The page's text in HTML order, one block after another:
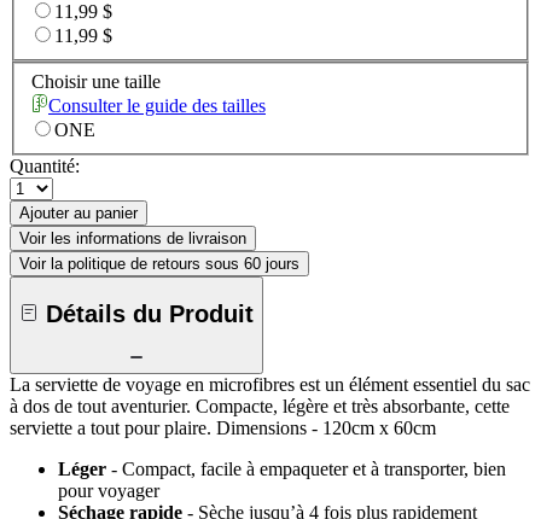
11,99 $
11,99 $
Choisir une taille
Consulter le guide des tailles
ONE
Quantité:
Ajouter au panier
Voir les informations de livraison
Voir la politique de retours sous 60 jours
Détails du Produit
La serviette de voyage en microfibres est un élément essentiel du sac
à dos de tout aventurier. Compacte, légère et très absorbante, cette
serviette a tout pour plaire. Dimensions - 120cm x 60cm
Léger - Compact, facile à empaqueter et à transporter, bien
pour voyager
Séchage rapide - Sèche jusqu’à 4 fois plus rapidement